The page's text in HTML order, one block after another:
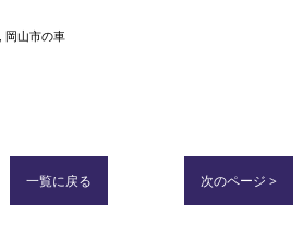
岡山市の車
一覧に戻る 次のページ >